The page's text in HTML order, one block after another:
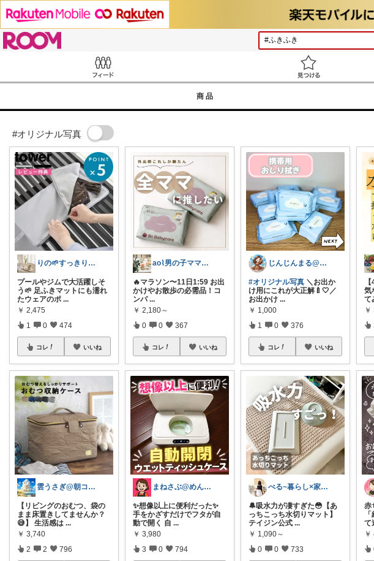
商品
#オリジナル写真
りの🌱すっきり×お気に入りの暮らし
プールやジムで大活躍しそ
う🌱 足ふきマットにも濡れ
たウェアのポ ...
￥ 2,475
1 0 474
コレ いいね
雲うさぎ@朝コレ❤良質便利時短グッズ🐰
【リビングのおむつ、袋の
まま床置きしてませんか？
😅】 生活感は ...
￥ 3,740
2 2 796
ao⌇男の子ママの暮らし
🔥マラソン〜11日1:59 お出
かけやお散歩の必需品！コ
ンパ ...
￥ 2,180～
0 0 367
コレ いいね
まねさぶ@めんどくさい→快適
✨想像以上に便利だった✨
手をかざすだけでフタが自
動で開く 自 ...
￥ 3,980
3 0 794
じんじんまる@2歳児ママ
#オリジナル写真 ＼お出か
け用にこれが大正解🍼🤍／
お出かけ ...
￥ 1,000
1 0 376
コレ いいね
べる~暮らし×家事をラクに快適に
🔔吸水力が凄すぎた😳【あ
っちこっち水切りマット】
テイジン公式...
￥ 1,090～
0 0 733
気
て
￥
赤
て
￥